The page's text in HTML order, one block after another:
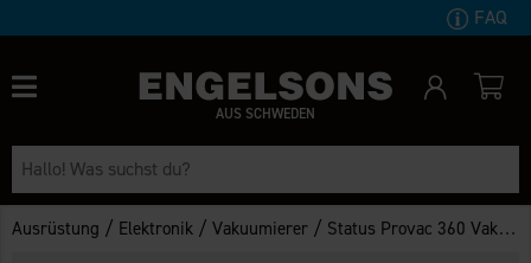
FAQ
AUS SCHWEDEN
Ausrüstung / Elektronik /Vakuumierer / Status Provac 360 Vakuumierer